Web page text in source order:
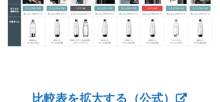
比較表を拡大する（公式）